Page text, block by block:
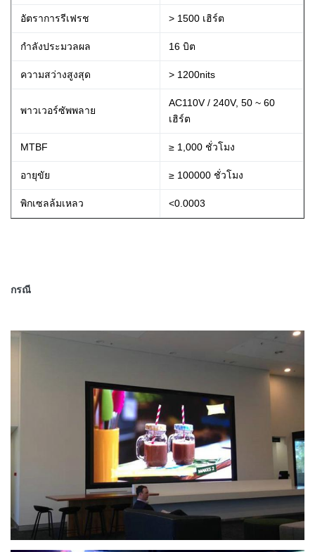
อัตราการรีเฟรช > 1500 เฮิร์ต
กำลังประมวลผล 16 บิต
ความสว่างสูงสุด > 1200nits
พาวเวอร์ซัพพลาย
AC110V / 240V, 50 ~ 60
เฮิร์ต
MTBF ≥ 1,000 ชั่วโมง
อายุขัย ≥ 100000 ชั่วโมง
พิกเซลล้มเหลว <0.0003
กรณี